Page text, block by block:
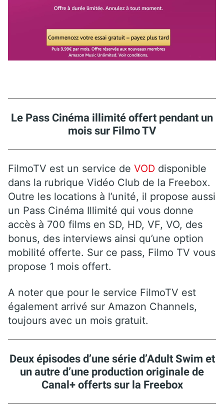
Le Pass Cinéma illimité offert pendant un
mois sur Filmo TV
FilmoTV est un service de VOD disponible
dans la rubrique Vidéo Club de la Freebox.
Outre les locations à l’unité, il propose aussi
un Pass Cinéma Illimité qui vous donne
accès à 700 films en SD, HD, VF, VO, des
bonus, des interviews ainsi qu’une option
mobilité offerte. Sur ce pass, Filmo TV vous
propose 1 mois offert.
A noter que pour le service FilmoTV est
également arrivé sur Amazon Channels,
toujours avec un mois gratuit.
Deux épisodes d’une série d’Adult Swim et
un autre d’une production originale de
Canal+ offerts sur la Freebox